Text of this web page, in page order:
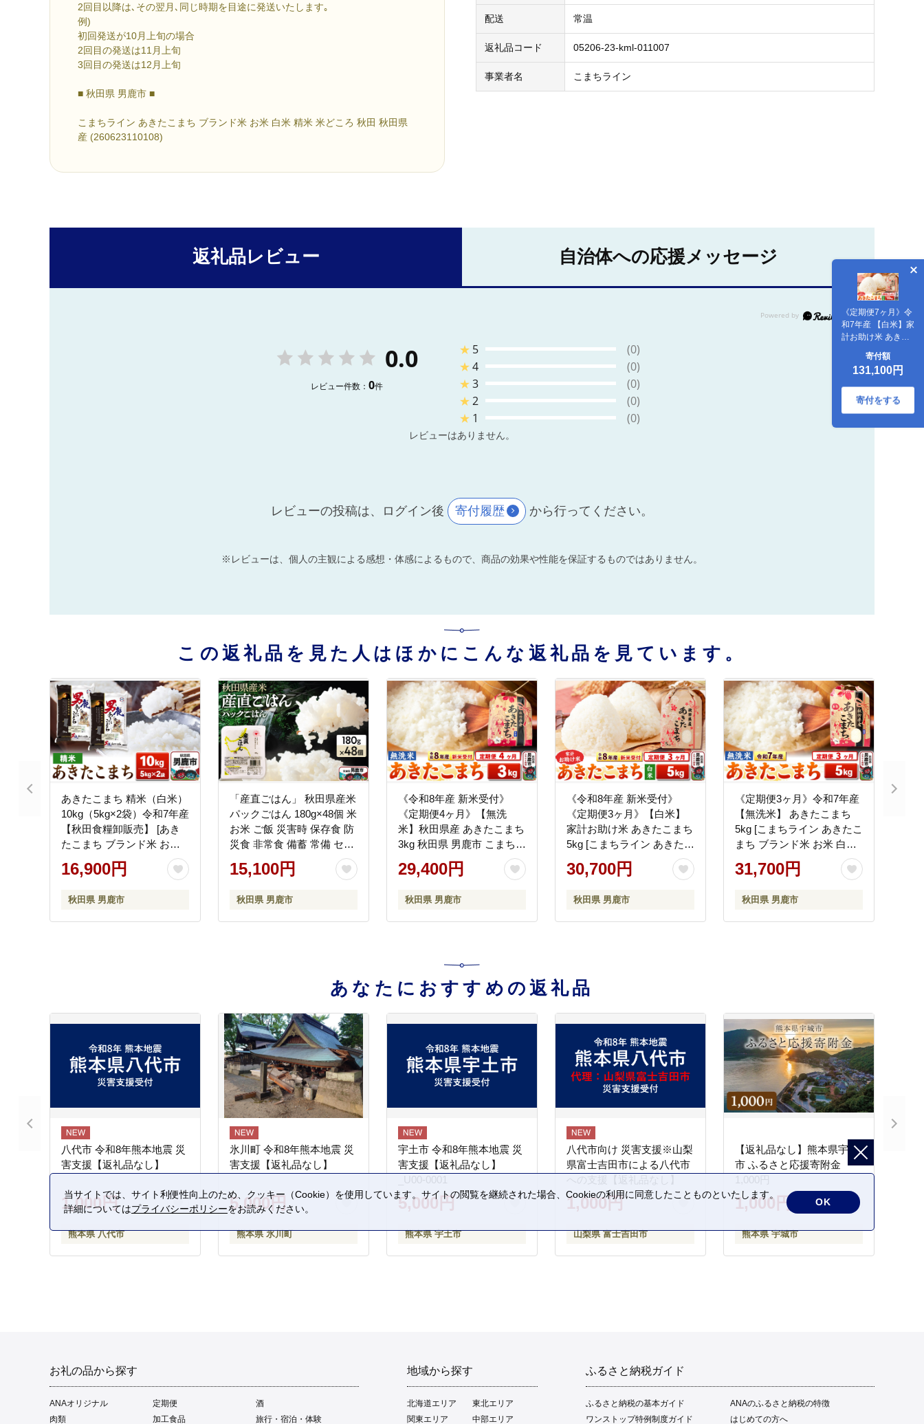
2回目以降は､その翌月､同じ時期を目途に発送いたします｡
例)
初回発送が10月上旬の場合
2回目の発送は11月上旬
3回目の発送は12月上旬
■ 秋田県 男鹿市 ■
こまちライン あきたこまち ブランド米 お米 白米 精米 米どころ 秋田 秋田県
産 (260623110108)
《定期便7ヶ月》令
和7年産 【白米】家
計お助け米 あきた
10kg（5kg×2袋）
[こまちライン あき
たこまち ブランド
米 お米 白米 精米
米どころ 秋田 秋田
寄付額
131,100円
寄付をする
配送 常温
返礼品コード 05206-23-kml-011007
事業者名 こまちライン
返礼品レビュー 自治体への応援メッセージ
0.0
レビュー件数： 0件
★ 5
(0)
★4
(0)
★3
(0)
★2
(0)
★ 1 (0)
レビューはありません。
レビューの投稿は、ログイン後 寄付履歴 から行ってください。
※レビューは、個人の主観による感想・体感によるもので、商品の効果や性能を保証するものではありません。
この返礼品を見た人はほかにこんな返礼品を見ています。
あきたこまち 精米（白米）
10kg（5kg×2袋）令和7年産
【秋田食糧卸販売】 [あき
たこまち ブランド米 お米
白米 精米 米どころ 秋田 秋
田県産]
16,900円
秋田県 男鹿市
「産直ごはん」 秋田県産米
パックごはん 180g×48個 米
お米 ご飯 災害時 保存食 防
災食 非常食 備蓄 常備 セッ
ト パックライス
15,100円
秋田県 男鹿市
《令和8年産 新米受付》
《定期便4ヶ月》【無洗
米】秋田県産 あきたこまち
3kg 秋田県 男鹿市 こまちラ
イン [こまちライン あきた
こまち ブランド米 お米 白
田 秋田県産 新米 先行受付]
29,400円
秋田県 男鹿市
《令和8年産 新米受付》
《定期便3ヶ月》【白米】
家計お助け米 あきたこまち
5kg [こまちライン あきたこ
まち ブレンド米 お米 白米
精米 米どころ 秋田 秋田県
30,700円
秋田県 男鹿市
《定期便3ヶ月》令和7年産
【無洗米】 あきたこまち
5kg [こまちライン あきたこ
まち ブランド米 お米 白米
精米 無洗米 米どころ 秋田
秋田県産]
31,700円
秋田県 男鹿市
あなたにおすすめの返礼品
八代市 令和8年熊本地震 災
害支援【返礼品なし】
1,000円
熊本県 八代市
氷川町 令和8年熊本地震 災
害支援【返礼品なし】
5,000円
熊本県 氷川町
宇土市 令和8年熊本地震 災
害支援【返礼品なし】
_U00-0001
5,000円
熊本県 宇土市
八代市向け 災害支援※山梨
県富士吉田市による八代市
への支援【返礼品なし】
1,000円
山梨県 富士吉田市
【返礼品なし】熊本県宇城
市 ふるさと応援寄附金
1,000円
1,000円
熊本県 宇城市
お礼の品から探す
ANAオリジナル 定期便
酒
肉類
加工食品 旅行・宿泊・体験
地域から探す
北海道エリア
東北エリア
関東エリア
中部エリア
ふるさと納税ガイド
ふるさと納税の基本ガイド
ANAのふるさと納税の特徴
ワンストップ特例制度ガイド
はじめての方へ
当サイトでは、サイト利便性向上のため、クッキー（Cookie）を使用しています。サイトの閲覧を継続された場合、Cookieの利用に同意したことものといたします。
詳細についてはプライバシーポリシーをお読みください。
OK